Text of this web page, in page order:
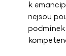
k
nejsou